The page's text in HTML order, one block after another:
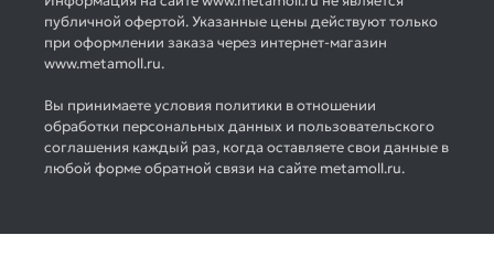
публичной офертой. Указанные цены действуют только
при оформлении заказа через интернет-магазин
www.metamoll.ru.
Вы принимаете условия политики в отношении
обработки персональных данных и пользовательского
соглашения каждый раз, когда оставляете свои данные в
любой форме обратной связи на сайте metamoll.ru.